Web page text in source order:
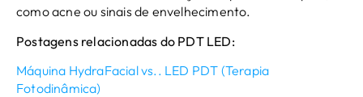
como acne ou sinais de envelhecimento.
Postagens relacionadas do PDT LED:
Máquina HydraFacial vs.. LED PDT (Terapia
Fotodinâmica)